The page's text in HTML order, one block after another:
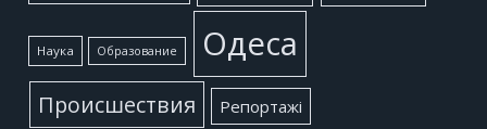
Наука Образование Одеса
Происшествия Репортажі